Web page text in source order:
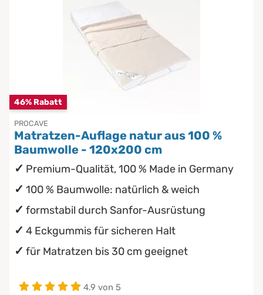
46% Rabatt
PROCAVE
Matratzen-Auflage natur aus 100 %
Baumwolle - 120x200 cm
Premium-Qualität, 100 % Made in Germany
100 % Baumwolle: natürlich & weich
formstabil durch Sanfor-Ausrüstung
4 Eckgummis für sicheren Halt
für Matratzen bis 30 cm geeignet
4.9 von 5